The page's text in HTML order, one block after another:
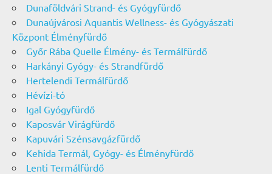
Dunaföldvári Strand- és Gyógyfürdő
Dunaújvárosi Aquantis Wellness- és Gyógyászati
Központ Élményfürdő
Győr Rába Quelle Élmény- és Termálfürdő
Harkányi Gyógy- és Strandfürdő
Hertelendi Termálfürdő
Hévízi-tó
Igal Gyógyfürdő
Kaposvár Virágfürdő
Kapuvári Szénsavgázfürdő
Kehida Termál, Gyógy- és Élményfürdő
Lenti Termálfürdő